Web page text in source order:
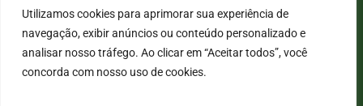
Utilizamos cookies para aprimorar sua experiência de
navegação, exibir anúncios ou conteúdo personalizado e
analisar nosso tráfego. Ao clicar em “Aceitar todos”, você
concorda com nosso uso de cookies.